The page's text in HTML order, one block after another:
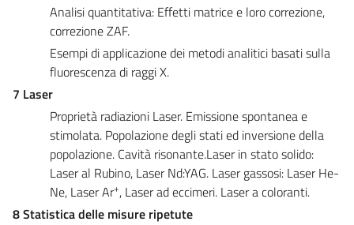
Analisi quantitativa: Effetti matrice e loro correzione,
correzione ZAF.
Esempi di applicazione dei metodi analitici basati sulla
fluorescenza di raggi X.
7 Laser
Proprietà radiazioni Laser. Emissione spontanea e
stimolata. Popolazione degli stati ed inversione della
popolazione. Cavità risonante.Laser in stato solido:
Laser al Rubino, Laser Nd:YAG. Laser gassosi: Laser He-
Ne, Laser Ar+, Laser ad eccimeri. Laser a coloranti.
8 Statistica delle misure ripetute